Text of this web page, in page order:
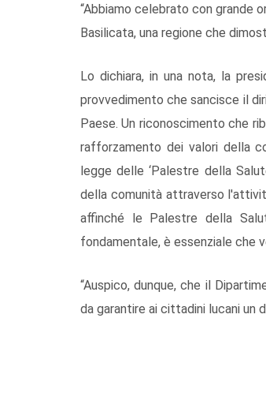
“Abbiamo celebrato con grande
Basilicata, una regione che
Lo dichiara, in una nota, la
provvedimento che sancisce il
Paese. Un riconoscimento che
rafforzamento dei valori della
legge delle ‘Palestre della
della comunità attraverso
affinché le Palestre della
fondamentale, è essenziale che
“Auspico, dunque, che il
da garantire ai cittadini lucani un